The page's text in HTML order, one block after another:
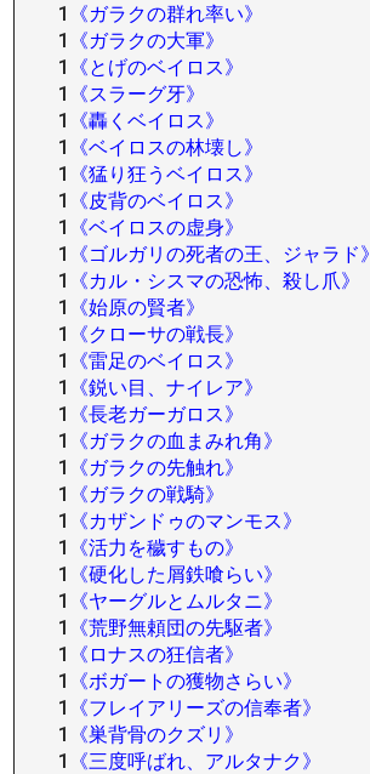
1
《ガラクの群れ率い》
1
《ガラクの大軍》
1
《とげのベイロス》
1
《スラーグ牙》
1
《轟くベイロス》
1
《ベイロスの林壊し》
1
《猛り狂うベイロス》
1
《皮背のベイロス》
1
《ベイロスの虚身》
1
《ゴルガリの死者の王、ジャラド》
1
《カル・シスマの恐怖、殺し爪》
1
《始原の賢者》
1
《クローサの戦長》
1
《雷足のベイロス》
1
《鋭い目、ナイレア》
1
《長老ガーガロス》
1
《ガラクの血まみれ角》
1
《ガラクの先触れ》
1
《ガラクの戦騎》
1
《カザンドゥのマンモス》
1
《活力を穢すもの》
1
《硬化した屑鉄喰らい》
1
《ヤーグルとムルタニ》
1
《荒野無頼団の先駆者》
1
《ロナスの狂信者》
1
《ボガートの獲物さらい》
1
《フレイアリーズの信奉者》
1
《巣背骨のクズリ》
1
《三度呼ばれ、アルタナク》